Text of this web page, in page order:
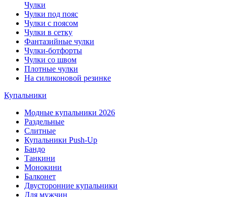
Чулки
Чулки под пояс
Чулки с поясом
Чулки в сетку
Фантазийные чулки
Чулки-ботфорты
Чулки со швом
Плотные чулки
На силиконовой резинке
Купальники
Модные купальники 2026
Раздельные
Слитные
Купальники Push-Up
Бандо
Танкини
Монокини
Балконет
Двусторонние купальники
Для мужчин